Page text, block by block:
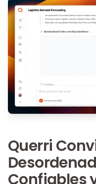
Querri
Confiables